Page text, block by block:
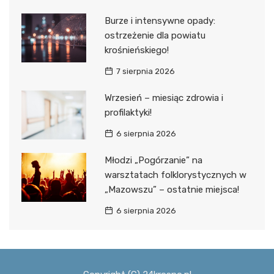
Burze i intensywne opady:
ostrzeżenie dla powiatu
krośnieńskiego!
7 sierpnia 2026
Wrzesień – miesiąc zdrowia i
profilaktyki!
6 sierpnia 2026
Młodzi „Pogórzanie” na
warsztatach folklorystycznych w
„Mazowszu” – ostatnie miejsca!
6 sierpnia 2026